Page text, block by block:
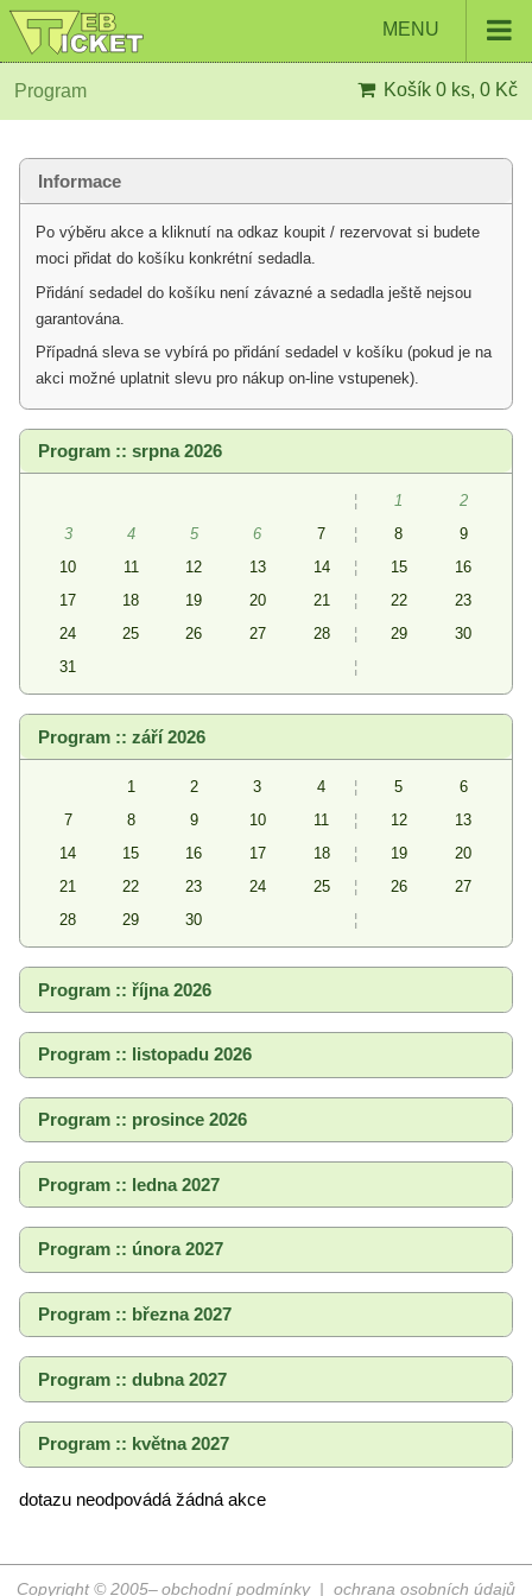
MENU
Program Košík 0 ks, 0 Kč
Informace
Po výběru akce a kliknutí na odkaz koupit / rezervovat si budete
moci přidat do košíku konkrétní sedadla.
Přidání sedadel do košíku není závazné a sedadla ještě nejsou
garantována.
Případná sleva se vybírá po přidání sedadel v košíku (pokud je na
akci možné uplatnit slevu pro nákup on-line vstupenek).
Program :: srpna 2026
¦ 1
2
3
4 5 6 7 ¦ 8
9
10
11 12 13 14 ¦ 15
16
17
18 19 20 21 ¦ 22
23
24
25 26 27 28 ¦ 29
30
31
¦
Program :: září 2026
1 2 3 4 ¦ 5
6
7
8 9 10 11 ¦ 12
13
14
15 16 17 18 ¦ 19
20
21
22 23 24 25 ¦ 26
27
28
29 30 ¦
Program :: října 2026
Program :: listopadu 2026
Program :: prosince 2026
Program :: ledna 2027
Program :: února 2027
Program :: března 2027
Program :: dubna 2027
Program :: května 2027
dotazu neodpovádá žádná akce
obchodní podmínky|ochrana osobních údajů
Copyright © 2005–